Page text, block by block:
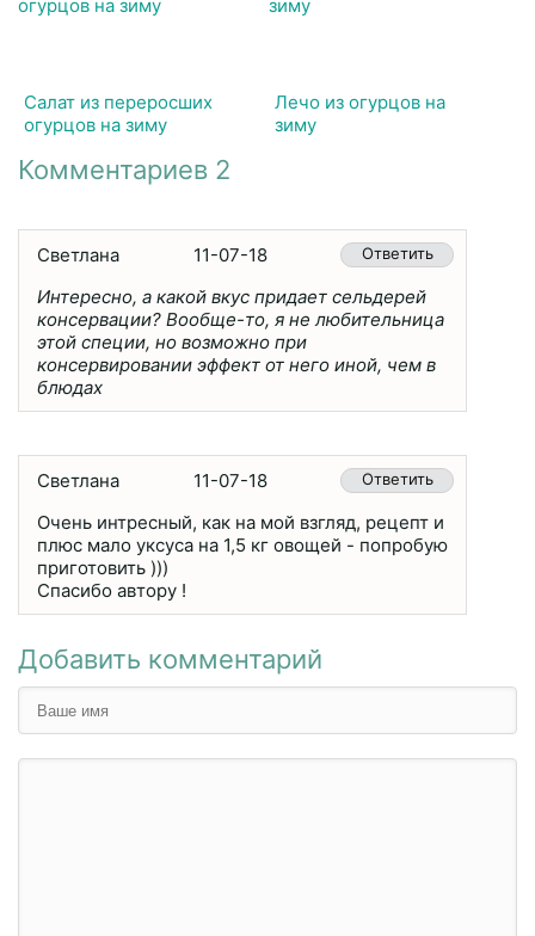
Салат из переросших
огурцов на зиму
Лечо из огурцов на
зиму
Комментариев 2
Светлана 11-07-18 Ответить
Интересно, а какой вкус придает сельдерей
консервации? Вообще-то, я не любительница
этой специи, но возможно при
консервировании эффект от него иной, чем в
блюдах
Светлана 11-07-18 Ответить
Очень интресный, как на мой взгляд, рецепт и
плюс мало уксуса на 1,5 кг овощей - попробую
приготовить )))
Спасибо автору !
Добавить комментарий